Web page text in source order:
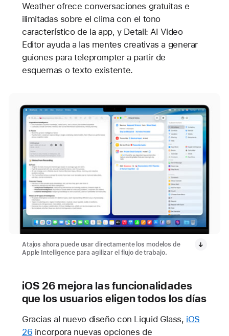
Weather ofrece conversaciones gratuitas e
ilimitadas sobre el clima con el tono
característico de la app, y Detail: AI Video
Editor ayuda a las mentes creativas a generar
guiones para teleprompter a partir de
esquemas o texto existente.
Atajos ahora puede usar directamente los modelos de
Apple Intelligence para agilizar el flujo de trabajo.
iOS 26 mejora las funcionalidades
que los usuarios eligen todos los días
Gracias al nuevo diseño con Liquid Glass, iOS
26 incorpora nuevas opciones de